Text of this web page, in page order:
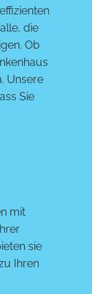
die
Ob
Unsere
Sie
mit
sie
Ihren